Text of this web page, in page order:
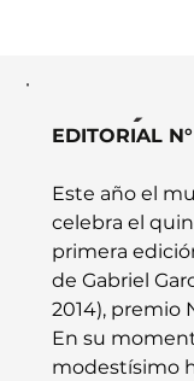
EDICIÓN
2017
EDITORIAL
Este año el
celebra el
primera
de Gabriel
2014), premio
En su
modestísimo